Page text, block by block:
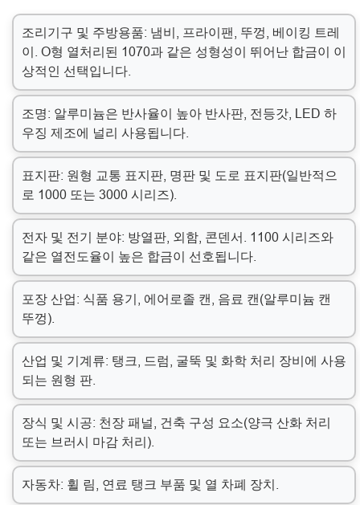
조리기구 및 주방용품: 냄비, 프라이팬, 뚜껑, 베이킹 트레
이. O형 열처리된 1070과 같은 성형성이 뛰어난 합금이 이
상적인 선택입니다.
조명: 알루미늄은 반사율이 높아 반사판, 전등갓, LED 하
우징 제조에 널리 사용됩니다.
표지판: 원형 교통 표지판, 명판 및 도로 표지판(일반적으
로 1000 또는 3000 시리즈).
전자 및 전기 분야: 방열판, 외함, 콘덴서. 1100 시리즈와
같은 열전도율이 높은 합금이 선호됩니다.
포장 산업: 식품 용기, 에어로졸 캔, 음료 캔(알루미늄 캔
뚜껑).
산업 및 기계류: 탱크, 드럼, 굴뚝 및 화학 처리 장비에 사용
되는 원형 판.
장식 및 시공: 천장 패널, 건축 구성 요소(양극 산화 처리
또는 브러시 마감 처리).
자동차: 휠 림, 연료 탱크 부품 및 열 차폐 장치.